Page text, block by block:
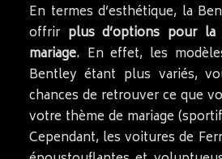
En termes d’esthétique, la
offrir plus d’options pour
mariage. En effet, les
Bentley étant plus variés,
chances de retrouver ce que
votre thème de mariage
Cependant, les voitures de